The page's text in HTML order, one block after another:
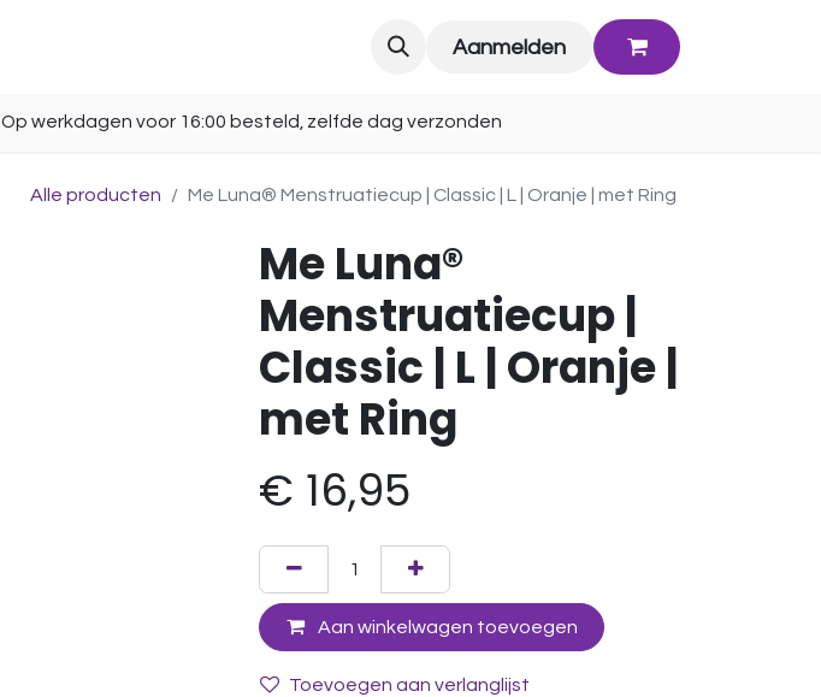
Aanmelden
Op werkdagen voor 16:00 besteld, zelfde dag verzonden
Alle producten Me Luna® Menstruatiecup | Classic | L | Oranje | met Ring
Me Luna®
Menstruatiecup |
Classic | L | Oranje |
met Ring
€ 16,95
Aan winkelwagen toevoegen
Toevoegen aan verlanglijst